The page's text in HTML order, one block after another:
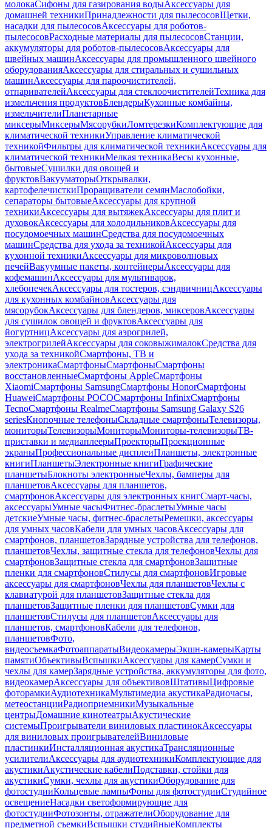
молокаСифоны для газирования водыАксессуары для
домашней техникиПринадлежности для пылесосовЩетки,
насадки для пылесосовАксессуары для роботов-
пылесосовРасходные материалы для пылесосовСтанции,
аккумуляторы для роботов-пылесосовАксессуары для
швейных машинАксессуары для промышленного швейного
оборудованияАксессуары для стиральных и сушильных
машинАксессуары для пароочистителей,
отпаривателейАксессуары для стеклоочистителейТехника для
измельчения продуктовБлендерыКухонные комбайны,
измельчителиПланетарные
миксерыМиксерыМясорубкиЛомтерезкиКомплектующие для
климатической техникиУправление климатической
техникойФильтры для климатической техникиАксессуары для
климатической техникиМелкая техникаВесы кухонные,
бытовыеСушилки для овощей и
фруктовВакууматорыОткрывалки,
картофелечисткиПроращиватели семянМаслобойки,
сепараторы бытовыеАксессуары для крупной
техникиАксессуары для вытяжекАксессуары для плит и
духовокАксессуары для холодильниковАксессуары для
посудомоечных машинСредства для посудомоечных
машинСредства для ухода за техникойАксессуары для
кухонной техникиАксессуары для микроволновых
печейВакуумные пакеты, контейнерыАксессуары для
кофемашинАксессуары для мультиварок,
хлебопечекАксессуары для тостеров, сэндвичницАксессуары
для кухонных комбайновАксессуары для
мясорубокАксессуары для блендеров, миксеровАксессуары
для сушилок овощей и фруктовАксессуары для
йогуртницАксессуары для аэрогрилей,
электрогрилейАксессуары для соковыжималокСредства для
ухода за техникойСмартфоны, ТВ и
электроникаСмартфоныСмартфоныСмартфоны
восстановленныеСмартфоны AppleСмартфоны
XiaomiСмартфоны SamsungСмартфоны HonorСмартфоны
HuaweiСмартфоны POCOСмартфоны InfinixСмартфоны
TecnoСмартфоны RealmeСмартфоны Samsung Galaxy S26
seriesКнопочные телефоныСкладные смартфоныТелевизоры,
мониторыТелевизорыМониторыМониторы-телевизорыТВ-
приставки и медиаплеерыПроекторыПроекционные
экраныПрофессиональные дисплеиПланшеты, электронные
книгиПланшетыЭлектронные книгиГрафические
планшетыБлокноты электронныеЧехлы, бамперы для
планшетовАксессуары для планшетов,
смартфоновАксессуары для электронных книгСмарт-часы,
аксессуарыУмные часыФитнес-браслетыУмные часы
детскиеУмные часы, фитнес-браслетыРемешки, аксессуары
для умных часовКабели для умных часовАксессуары для
смартфонов, планшетовЗарядные устройства для телефонов,
планшетовЧехлы, защитные стекла для телефоновЧехлы для
смартфоновЗащитные стекла для смартфоновЗащитные
пленки для смартфоновСтилусы для смартфоновИгровые
аксессуары для смартфоновЧехлы для планшетовЧехлы с
клавиатурой для планшетовЗащитные стекла для
планшетовЗащитные пленки для планшетовСумки для
планшетовСтилусы для планшетовАксессуары для
планшетов, смартфоновКабели для телефонов,
планшетовФото,
видеосъемкаФотоаппаратыВидеокамерыЭкшн-камерыКарты
памятиОбъективыВспышкиАксессуары для камерСумки и
чехлы для камерЗарядные устройства, аккумуляторы для фото,
видеокамерАксессуары для объективовШтативыЦифровые
фоторамкиАудиотехникаМультимедиа акустикаРадиочасы,
метеостанцииРадиоприемникиМузыкальные
центрыДомашние кинотеатрыАкустические
системыПроигрыватели виниловых пластинокАксессуары
для виниловых проигрывателейВиниловые
пластинкиИнсталляционная акустикаТрансляционные
усилителиАксессуары для аудиотехникиКомплектующие для
акустикиАкустические кабелиПодставки, стойки для
акустикиСумки, чехлы для акустикиОборудование для
фотостудииКольцевые лампыФоны для фотостудииСтудийное
освещениеНасадки светоформирующие для
фотостудииФотозонты, отражателиОборудование для
предметной съемкиВспышки студийныеКомплекты